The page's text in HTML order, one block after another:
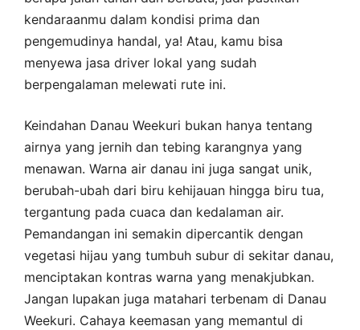
kendaraanmu dalam kondisi prima dan
pengemudinya handal, ya! Atau, kamu bisa
menyewa jasa driver lokal yang sudah
berpengalaman melewati rute ini.
Keindahan Danau Weekuri bukan hanya tentang
airnya yang jernih dan tebing karangnya yang
menawan. Warna air danau ini juga sangat unik,
berubah-ubah dari biru kehijauan hingga biru tua,
tergantung pada cuaca dan kedalaman air.
Pemandangan ini semakin dipercantik dengan
vegetasi hijau yang tumbuh subur di sekitar danau,
menciptakan kontras warna yang menakjubkan.
Jangan lupakan juga matahari terbenam di Danau
Weekuri. Cahaya keemasan yang memantul di